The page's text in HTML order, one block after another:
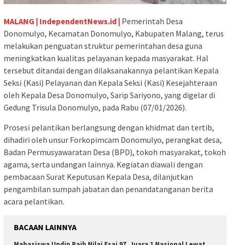
MALANG | IndependentNews.id | Pemerintah Desa
Donomulyo, Kecamatan Donomulyo, Kabupaten Malang, terus
melakukan penguatan struktur pemerintahan desa guna
meningkatkan kualitas pelayanan kepada masyarakat. Hal
tersebut ditandai dengan dilaksanakannya pelantikan Kepala
Seksi (Kasi) Pelayanan dan Kepala Seksi (Kasi) Kesejahteraan
oleh Kepala Desa Donomulyo, Sarip Sariyono, yang digelar di
Gedung Trisula Donomulyo, pada Rabu (07/01/2026).
Prosesi pelantikan berlangsung dengan khidmat dan tertib,
dihadiri oleh unsur Forkopimcam Donomulyo, perangkat desa,
Badan Permusyawaratan Desa (BPD), tokoh masyarakat, tokoh
agama, serta undangan lainnya. Kegiatan diawali dengan
pembacaan Surat Keputusan Kepala Desa, dilanjutkan
pengambilan sumpah jabatan dan penandatanganan berita
acara pelantikan.
BACAAN LAINNYA